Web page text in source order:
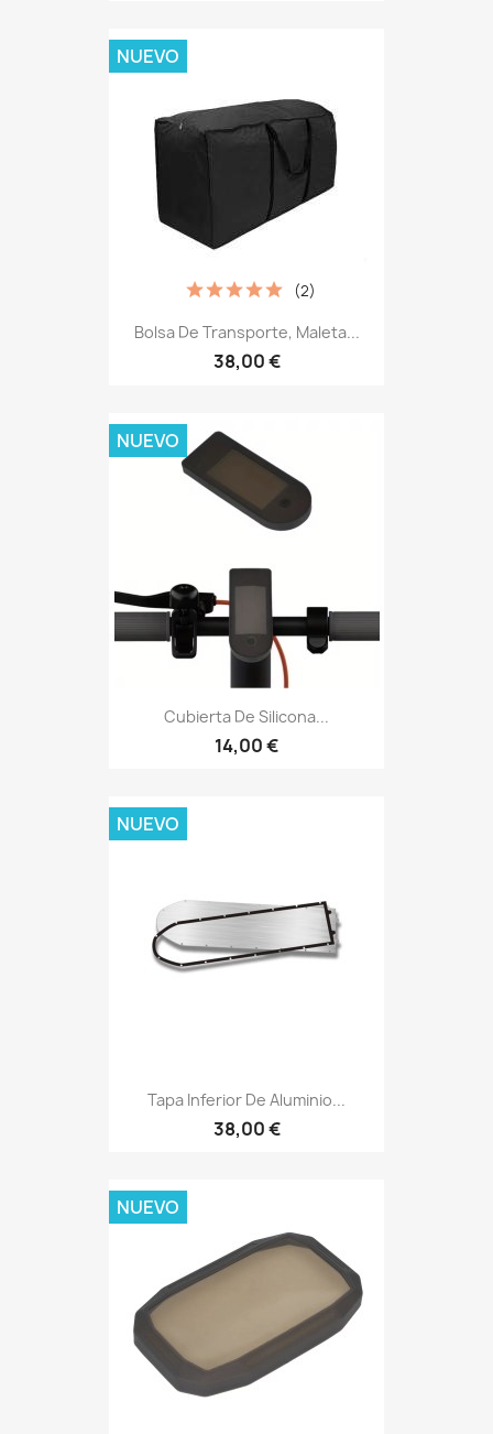
Bolsa De Transporte, Maleta...
38,00 €
(2)
NUEVO
Cubierta De Silicona...
14,00 €
NUEVO
Tapa Inferior De Aluminio...
38,00 €
NUEVO
NUEVO